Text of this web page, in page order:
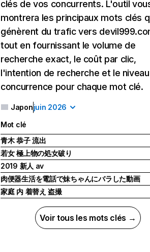
clés de vos concurrents. L'outil
montrera les principaux mots clés
génèrent du trafic vers
tout en fournissant le volume de
recherche exact, le coût par clic,
l'intention de recherche et le
concurrence pour chaque mot clé.
Japonjuin 2026
Mot clé
青木 恭子 流出
若女 極上物の処女破り
2019 新人 av
肉便器生活を電話で妹ちゃんにバラした動画
家庭 内 着替え 盗撮
Voir tous les mots clés →